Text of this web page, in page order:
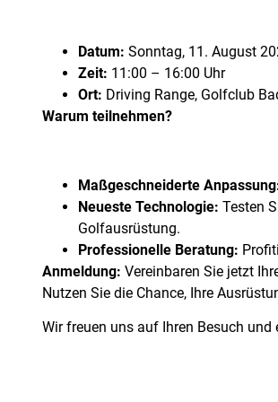
Datum: Sonntag, 11. August
Zeit: 11:00 – 16:00 Uhr
Ort: Driving Range, Golfclub
Warum teilnehmen?
Maßgeschneiderte
Neueste Technologie: Testen
Golfausrüstung.
Professionelle Beratung:
Anmeldung: Vereinbaren Sie jetzt
Nutzen Sie die Chance, Ihre
Wir freuen uns auf Ihren Besuch